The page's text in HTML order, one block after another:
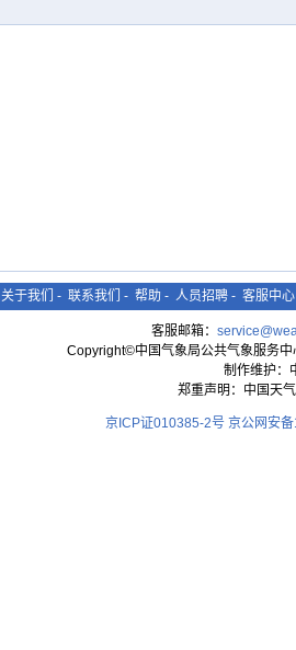
关于我们 - 联系我们 - 帮助 - 人员招聘 - 客服中心
客服邮箱：
Copyright©中国气象局公共气象服务
制作维护：
郑重声明：中国天
京ICP证010385-2号 京公网安